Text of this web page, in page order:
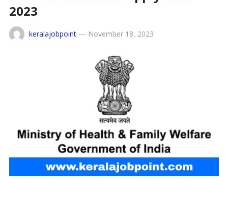
2023
keralajobpoint— November 18, 2023